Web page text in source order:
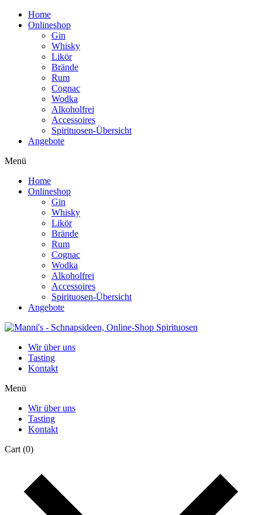
Home
Onlineshop
Gin
Whisky
Likör
Brände
Rum
Cognac
Wodka
Alkoholfrei
Accessoires
Spirituosen-Übersicht
Angebote
Menü
Home
Onlineshop
Gin
Whisky
Likör
Brände
Rum
Cognac
Wodka
Alkoholfrei
Accessoires
Spirituosen-Übersicht
Angebote
Wir über uns
Tasting
Kontakt
Menü
Wir über uns
Tasting
Kontakt
Cart (0)